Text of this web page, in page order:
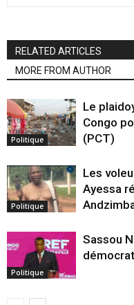
RELATED ARTICLES
MORE FROM AUTHOR
Politique
Le
Congo
(PCT)
Politique
Les
Ayessa
Politique
Sassou